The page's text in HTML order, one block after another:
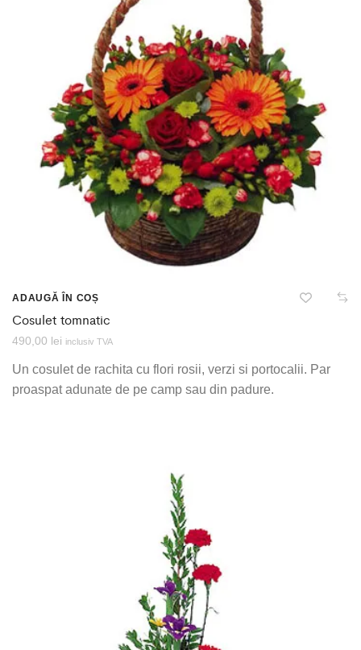
ADAUGĂ ÎN COȘ
Cosulet tomnatic
490,00 lei inclusiv TVA
Un cosulet de rachita cu flori rosii, verzi si portocalii. Par
proaspat adunate de pe camp sau din padure.